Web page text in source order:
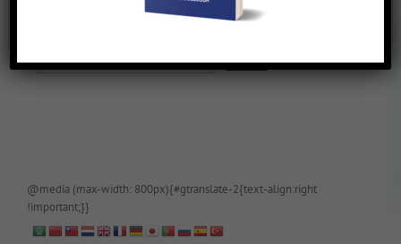
@media (max-width: 800px){#gtranslate-2{text-align:right
!important;}}